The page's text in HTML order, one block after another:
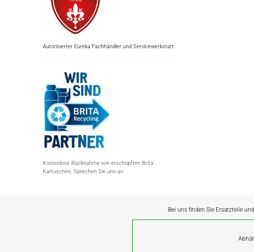
Autorisierter Eureka Fachhändler und Servicewerkstatt
Kostenlose Rücknahme von erschöpften Brita
Kartuschen. Sprechen Sie uns an.
Bei uns finden Sie Ersatzteile